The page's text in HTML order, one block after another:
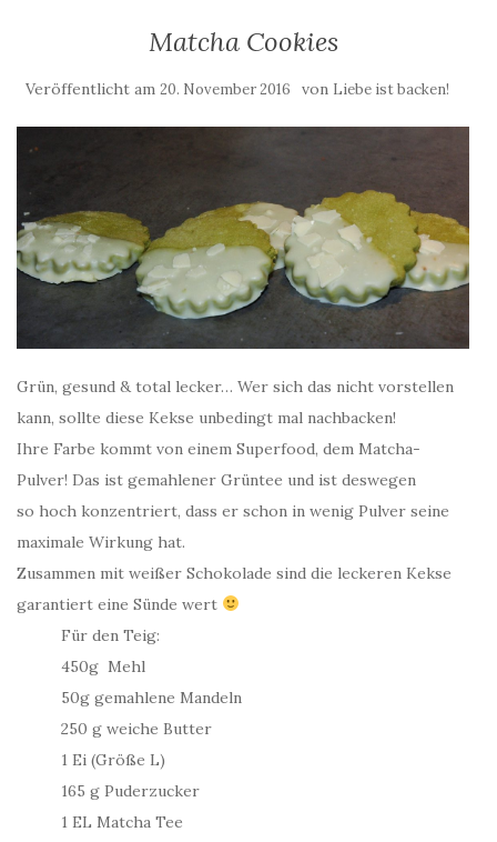
Matcha Cookies
Veröffentlicht am 20. November 2016 von Liebe ist backen!
Grün, gesund & total lecker… Wer sich das nicht vorstellen
kann, sollte diese Kekse unbedingt mal nachbacken!
Ihre Farbe kommt von einem Superfood, dem Matcha-
Pulver! Das ist gemahlener Grüntee und ist deswegen
so hoch konzentriert, dass er schon in wenig Pulver seine
maximale Wirkung hat.
Zusammen mit weißer Schokolade sind die leckeren Kekse
garantiert eine Sünde wert
Für den Teig:
450g Mehl
50g gemahlene Mandeln
250 g weiche Butter
1 Ei (Größe L)
165 g Puderzucker
1 EL Matcha Tee